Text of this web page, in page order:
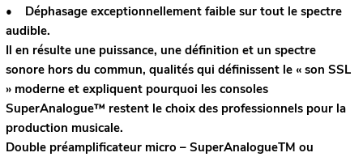
• Déphasage exceptionnellement faible sur tout le spectre
audible.
Il en résulte une puissance, une définition et un spectre
sonore hors du commun, qualités qui définissent le « son SSL
» moderne et expliquent pourquoi les consoles
SuperAnalogue™ restent le choix des professionnels pour la
production musicale.
Double préamplificateur micro – SuperAnalogueTM ou